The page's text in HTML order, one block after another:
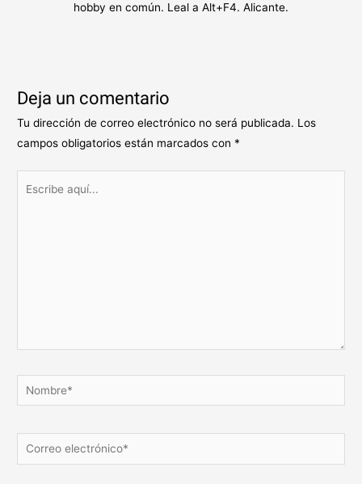
hobby en común. Leal a Alt+F4. Alicante.
Deja un comentario
Tu dirección de correo electrónico no será publicada. Los
campos obligatorios están marcados con *
Nombre*
Correo
electrónico*